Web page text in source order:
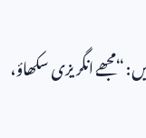
“مجھے انگریزی سکھاؤ،